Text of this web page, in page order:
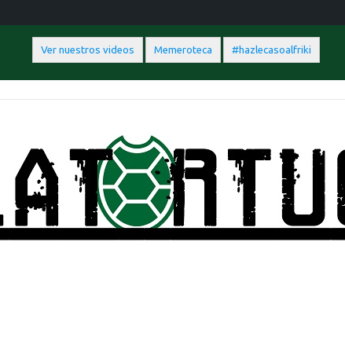
Ver nuestros videos Memeroteca #hazlecasoalfriki